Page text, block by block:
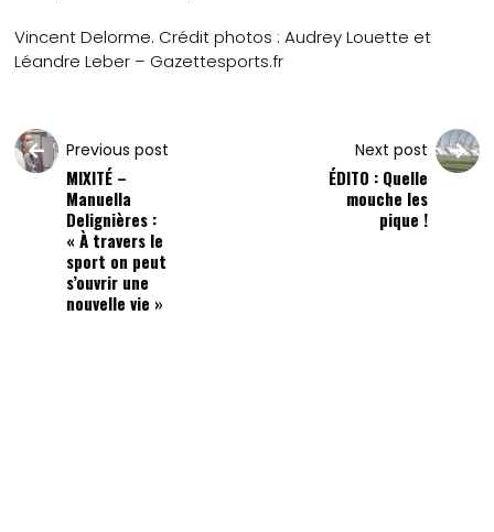
Vincent Delorme. Crédit photos : Audrey Louette et
Léandre Leber – Gazettesports.fr
Previous post
MIXITÉ –
Manuella
Delignières :
« À travers le
sport on peut
s’ouvrir une
nouvelle vie »
Next post
ÉDITO : Quelle
mouche les
pique !